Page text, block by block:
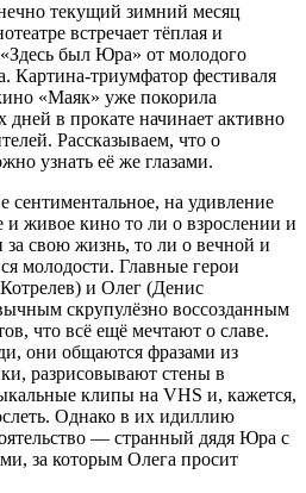
текущий зимний месяц
встречает тёплая и
был Юра» от молодого
Картина-триумфатор фестиваля
«Маяк» уже покорила
дней в прокате начинает активно
Рассказываем, что о
узнать её же глазами.
на удивление
и живое кино то ли о взрослении и
за свою жизнь, то ли о вечной и
молодости. Главные герои
и Олег (Денис
скрупулёзно воссозданным
что всё ещё мечтают о славе.
они общаются фразами из
разрисовывают стены в
клипы на VHS и, кажется,
Однако в их идиллию
— странный дядя Юра с
за которым Олега просит